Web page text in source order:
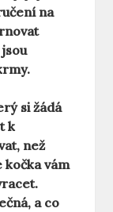
na
si žádá
k
než
kočka vám
a co